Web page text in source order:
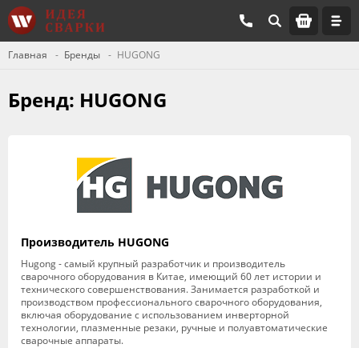
Главная Бренды HUGONG
Бренд: HUGONG
Производитель HUGONG
Hugong - самый крупный разработчик и производитель
сварочного оборудования в Китае, имеющий 60 лет истории и
технического совершенствования. Занимается разработкой и
производством профессионального сварочного оборудования,
включая оборудование с использованием инверторной
технологии, плазменные резаки, ручные и полуавтоматические
сварочные аппараты.